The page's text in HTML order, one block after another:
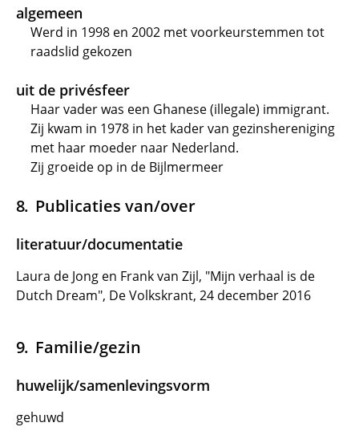
algemeen
Werd in 1998 en 2002 met voorkeurstemmen tot
raadslid gekozen
uit de privésfeer
Haar vader was een Ghanese (illegale) immigrant.
Zij kwam in 1978 in het kader van gezinshereniging
met haar moeder naar Nederland.
Zij groeide op in de Bijlmermeer
Publicaties van/over
literatuur/documentatie
Laura de Jong en Frank van Zijl, "Mijn verhaal is de
Dutch Dream", De Volkskrant, 24 december 2016
Familie/gezin
huwelijk/samenlevingsvorm
gehuwd